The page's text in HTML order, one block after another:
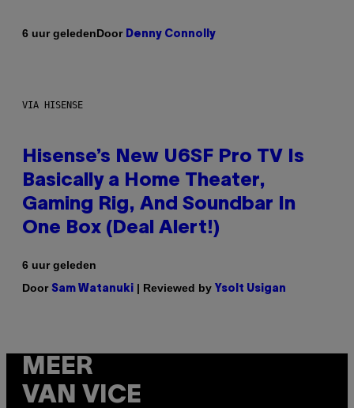
6 uur geledenDoor Denny Connolly
VIA HISENSE
Hisense’s New U6SF Pro TV Is
Basically a Home Theater,
Gaming Rig, And Soundbar In
One Box (Deal Alert!)
6 uur geleden
Door Sam Watanuki | Reviewed by Ysolt Usigan
MEER
VAN VICE